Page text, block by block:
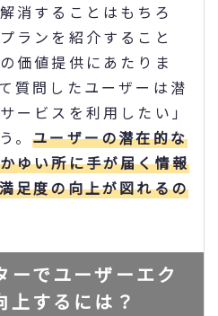
消することはもちろ
ランを紹介すること
価値提供にあたりま
質問したユーザーは潜
ービスを利用したい」
。ユーザーの潜在的な
ゆい所に手が届く情報
足度の向上が図れるの
ーでユーザーエク
上するには？